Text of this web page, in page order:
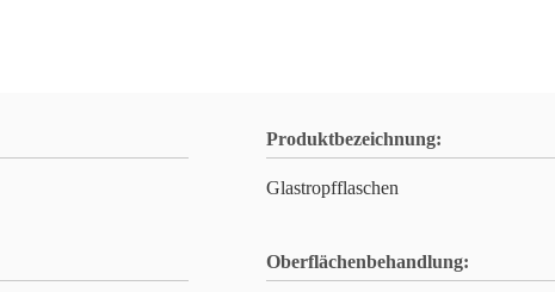
Produktbezeichnung:
Glastropfflaschen
Oberflächenbehandlung: